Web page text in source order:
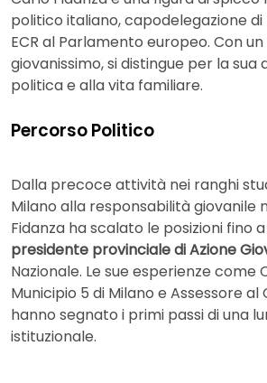
politico italiano, capodelegazione di
ECR al Parlamento europeo. Con
giovanissimo, si distingue per la sua
politica e alla vita familiare.
Percorso Politico
Dalla precoce attività nei ranghi
Milano alla responsabilità giovanile
Fidanza ha scalato le posizioni fino a
presidente provinciale di Azione
Nazionale. Le sue esperienze come
Municipio 5 di Milano e Assessore al
hanno segnato i primi passi di una
istituzionale.